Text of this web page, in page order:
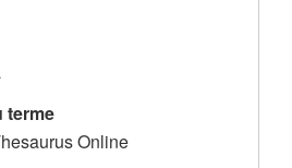
terme
Online